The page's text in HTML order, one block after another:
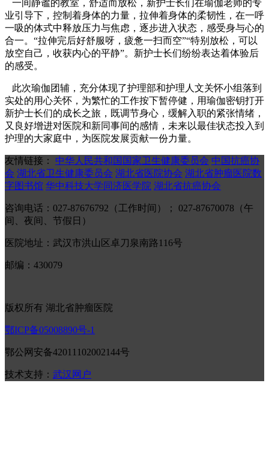
一间静谧的教室，舒适而放松，新护士长们在瑜伽老师的专
业引导下，控制着身体的力量，拉伸着身体的柔韧性，在一呼
一吸的体式中释放压力与焦虑，逐步进入状态，感受身与心的
合一。“拉伸完后好舒服呀，疲惫一扫而空”“特别放松，可以
放空自己，收获内心的平静”。新护士长们纷纷表达着体验后
的感受。
此次瑜伽团辅，充分体现了护理部和护理人文关怀小组落到
实处的用心关怀，为繁忙的工作按下暂停健，用瑜伽密钥打开
新护士长们的成长之旅，既调节身心，缓解入职的紧张情绪，
又良好增进对医院和新同事间的感情，未来以最佳状态投入到
护理的大家庭中，为医院发展贡献一份力量。
友情链接： 中华人民共和国国家卫生健康委员会 中国抗癌协
会 湖北省卫生健康委员会 湖北省医院协会 湖北省肿瘤医院数
字图书馆 华中科技大学同济医学院 湖北省抗癌协会
咨询电话：027-87676792（工作时间）； 027-87670078（午
间、夜间、节假日）
医院地址：武汉市洪山区卓刀泉南路116号
邮编：430079
版权所有 湖北省肿瘤医院
鄂ICP备05008890号-1
鄂公网安备42011102002144号
技术支持： 武汉网户